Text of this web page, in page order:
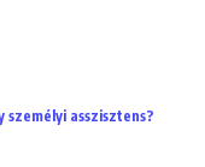
személyi asszisztens?